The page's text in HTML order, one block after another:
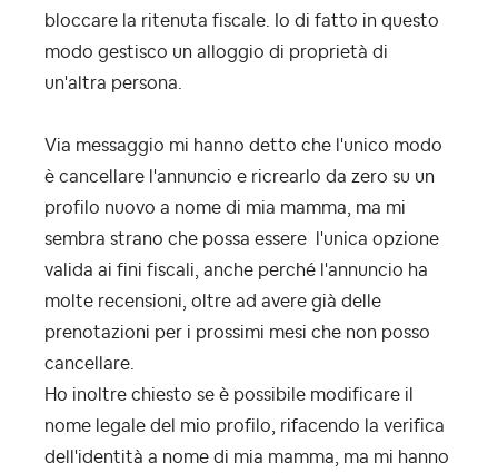
bloccare la ritenuta fiscale. Io di fatto in questo
modo gestisco un alloggio di proprietà di
un'altra persona.
Via messaggio mi hanno detto che l'unico modo
è cancellare l'annuncio e ricrearlo da zero su un
profilo nuovo a nome di mia mamma, ma mi
sembra strano che possa essere l'unica opzione
valida ai fini fiscali, anche perché l'annuncio ha
molte recensioni, oltre ad avere già delle
prenotazioni per i prossimi mesi che non posso
cancellare.
Ho inoltre chiesto se è possibile modificare il
nome legale del mio profilo, rifacendo la verifica
dell'identità a nome di mia mamma, ma mi hanno